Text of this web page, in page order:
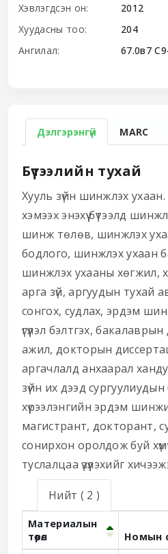
Хэвлэгдсэн он:
2012
Хуудасны тоо:
204
Ангилал:
67.0в7
Дэлгэрэнгүй MARC
Бүтээлийн тухай
Хууль зүйн шинжлэх
хэмээх энэхүү бүтээлд
шинж төлөв, шинжлэх
бодлого, шинжлэх ухаан ба
шинжлэх ухааны хөгжил,
арга зүй, аргуудын тухай
сонгох, судлах, эрдэм
үгүүлэл бэлтгэх,
ажил, докторын
аргачлалд анхаарал
зүйн их дээд
хүрээлэнгийн эрдэм
магистрант, докторант,
сонирхон оролдож буй
туслалцаа үзүүлэхийг
Нийт ( 2 )
Материалын
төрөл
Номын